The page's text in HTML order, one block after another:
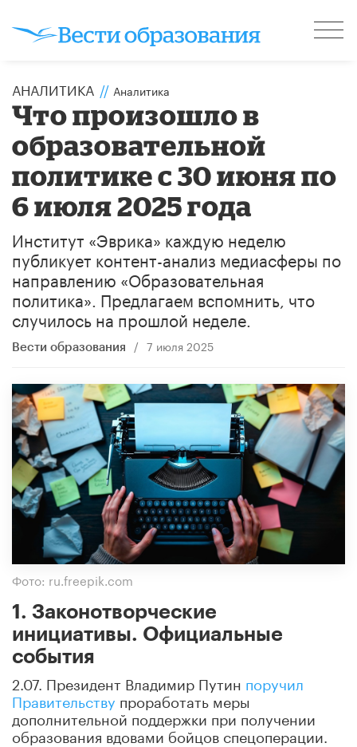
АНАЛИТИКА // Аналитика
Что произошло в
образовательной
политике с 30 июня по
6 июля 2025 года
Институт «Эврика» каждую неделю
публикует контент-анализ медиасферы по
направлению «Образовательная
политика». Предлагаем вспомнить, что
случилось на прошлой неделе.
Вести образования / 7 июля 2025
Фото: ru.freepik.com
1. Законотворческие
инициативы. Официальные
события
2.07. Президент Владимир Путин поручил
Правительству проработать меры
дополнительной поддержки при получении
образования вдовами бойцов спецоперации.